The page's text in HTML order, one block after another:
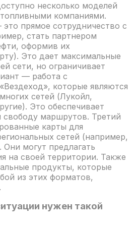
несколько моделей
компаниями.
прямое сотрудничество с
стать партнером
оформив их
Это дает максимальные
сети, но ограничивает
— работа с
которые являются
сетей (Лукойл,
Это обеспечивает
свободу маршрутов. Третий
карты для
сетей (например,
могут предлагать
на своей территории. Также
продукты, которые
из этих форматов,
нужен такой